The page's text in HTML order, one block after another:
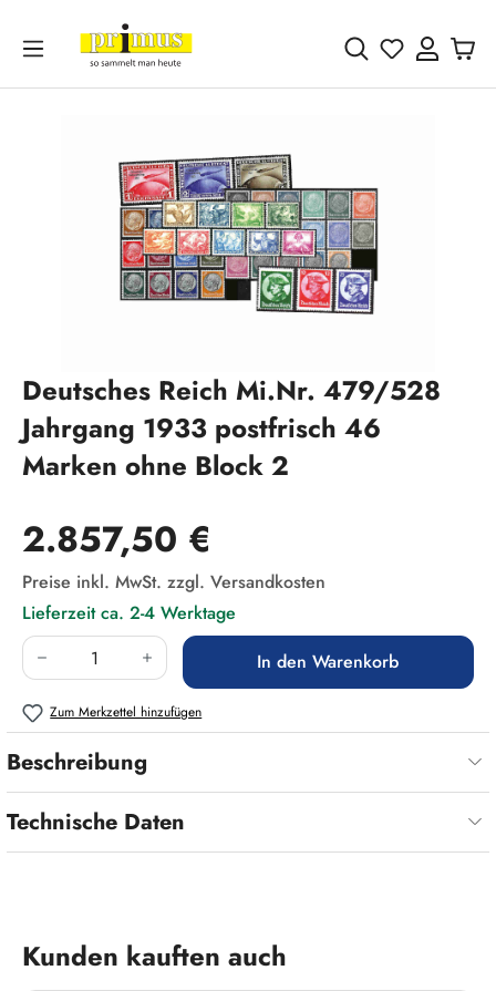
Zum Hauptinhalt springen
Du hast 0
Deutsches Reich Mi.Nr. 479/528
Jahrgang 1933 postfrisch 46
Marken ohne Block 2
Regulärer Preis:
2.857,50 €
Preise inkl. MwSt. zzgl. Versandkosten
Lieferzeit ca. 2-4 Werktage
Produkt Anzahl: Gib den gewünschten Wert
In den Warenkorb
Zum Merkzettel hinzufügen
Beschreibung
Technische Daten
Produktgalerie überspringen
Kunden kauften auch